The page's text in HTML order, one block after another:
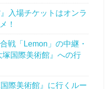
入場チケットはオンラ
！
戦「Lemon」の中継・
国際美術館』への行
際美術館』に行くルー